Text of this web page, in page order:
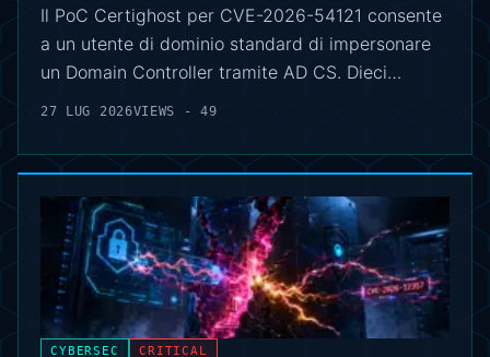
Il PoC Certighost per CVE-2026-54121 consente
a un utente di dominio standard di impersonare
un Domain Controller tramite AD CS. Dieci…
27 LUG 2026VIEWS - 49
CYBERSEC CRITICAL